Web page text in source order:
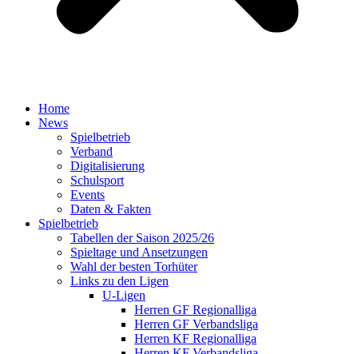
Home
News
Spielbetrieb
Verband
Digitalisierung
Schulsport
Events
Daten & Fakten
Spielbetrieb
Tabellen der Saison 2025/26
Spieltage und Ansetzungen
Wahl der besten Torhüter
Links zu den Ligen
U-Ligen
Herren GF Regionalliga
Herren GF Verbandsliga
Herren KF Regionalliga